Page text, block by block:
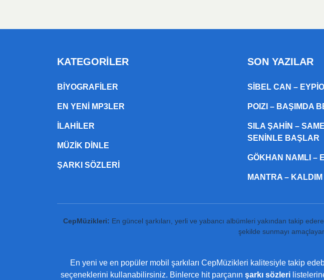
KATEGORILER
BIYOGRAFILER
EN YENI MP3LER
ILAHILER
MÜZIK DINLE
ŞARKI SÖZLERI
SON YAZILAR
SIBEL CAN –
POIZI – BAŞIMDA
SILA ŞAHIN –
SENINLE BAŞLAR
GÖKHAN NAMLI –
MANTRA –
CepMüzikleri: En güncel şarkıları, yerli ve yabancı albümleri yakından takip
şekilde sunmayı
En yeni ve en popüler mobil şarkıları CepMüzikleri kalitesiyle takip
seçeneklerini kullanabilirsiniz. Binlerce hit parçanın şarkı sözleri